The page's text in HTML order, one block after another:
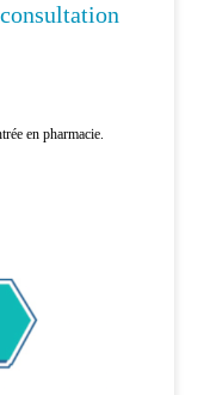
en pharmacie.